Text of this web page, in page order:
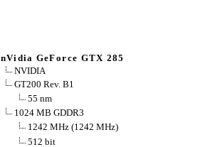
nVidia GeForce GTX 285
NVIDIA
GT200 Rev. B1
55 nm
1024 MB GDDR3
1242 MHz (1242 MHz)
512 bit